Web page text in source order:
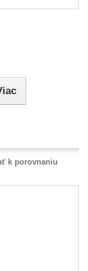
k porovnaniu